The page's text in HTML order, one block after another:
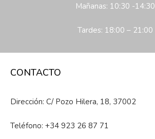
Mañanas: 10:30 -14:30
Tardes: 18:00 – 21:00
CONTACTO
Dirección: C/ Pozo Hilera, 18, 37002
Teléfono: +34 923 26 87 71